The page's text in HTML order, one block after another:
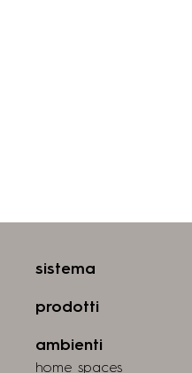
sistema
prodotti
ambienti
home spaces